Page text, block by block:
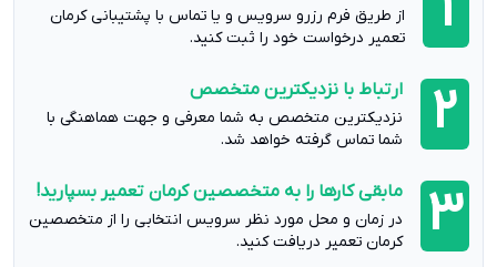
از طریق فرم رزرو سرویس و یا تماس با پشتیبانی کرمان
تعمیر درخواست خود را ثبت کنید.
2 ارتباط با نزدیکترین متخصص
نزدیکترین متخصص به شما معرفی و جهت هماهنگی با
شما تماس گرفته خواهد شد.
3 مابقی کارها را به متخصصین کرمان تعمیر بسپارید!
در زمان و محل مورد نظر سرویس انتخابی را از متخصصین
کرمان تعمیر دریافت کنید.